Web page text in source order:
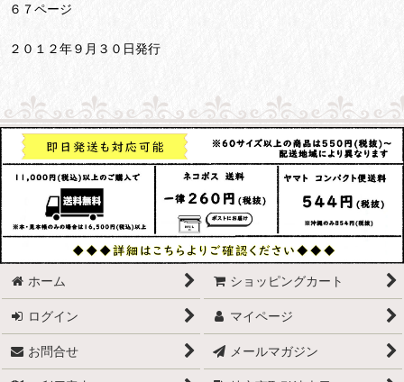
６７ページ
２０１２年９月３０日発行
ホーム ショッピングカート
ログイン マイページ
お問合せ メールマガジン